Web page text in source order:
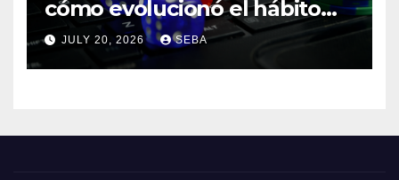
cómo evolucionó el hábito
del hincha en la era digital
JULY 20, 2026 SEBA